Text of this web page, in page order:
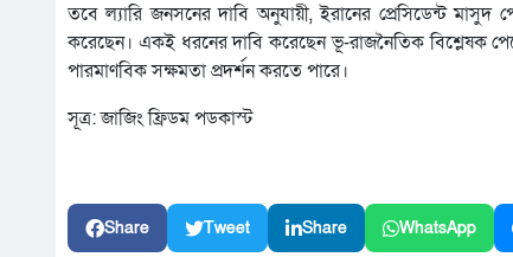
তবে ল্যারি জনসনের দাবি অনুযায়ী, ইরানের প্রেসিডেন্ট মাসুদ
করেছেন। একই ধরনের দাবি করেছেন ভূ-রাজনৈতিক বিশ্লেষক
পারমাণবিক সক্ষমতা প্রদর্শন করতে পারে।
সূত্র: জাজিং ফ্রিডম পডকাস্ট
Share Tweet Share WhatsApp